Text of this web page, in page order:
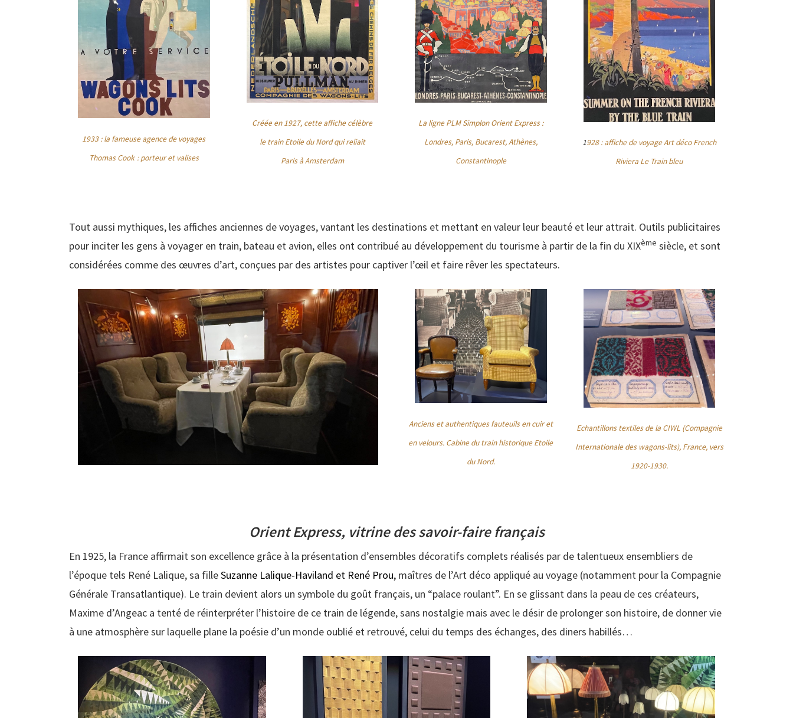
1933 : la fameuse agence de voyages
Thomas Cook : porteur et valises
Créée en 1927, cette affiche célèbre
le train Etoile du Nord qui reliait
Paris à Amsterdam
La ligne PLM Simplon Orient Express :
Londres, Paris, Bucarest, Athènes,
Constantinople
1928 : affiche de voyage Art déco French
Riviera Le Train bleu
Tout aussi mythiques, les affiches anciennes de voyages, vantant les destinations et mettant en valeur leur beauté et leur attrait. Outils publicitaires
pour inciter les gens à voyager en train, bateau et avion, elles ont contribué au développement du tourisme à partir de la fin du XIXème siècle, et sont
considérées comme des œuvres d’art, conçues par des artistes pour captiver l’œil et faire rêver les spectateurs.
Anciens et authentiques fauteuils en cuir et
en velours. Cabine du train historique Etoile
du Nord.
Echantillons textiles de la CIWL (Compagnie
Internationale des wagons-lits), France, vers
1920-1930.
Orient Express, vitrine des savoir-faire français
En 1925, la France affirmait son excellence grâce à la présentation d’ensembles décoratifs complets réalisés par de talentueux ensembliers de
l’époque tels René Lalique, sa filleSuzanne Lalique-Haviland et René Prou, maîtres de l’Art déco appliqué au voyage (notamment pour la Compagnie
Générale Transatlantique). Le train devient alors un symbole du goût français, un “palace roulant”. En se glissant dans la peau de ces créateurs,
Maxime d’Angeac a tenté de réinterpréter l’histoire de ce train de légende, sans nostalgie mais avec le désir de prolonger son histoire, de donner vie
à une atmosphère sur laquelle plane la poésie d’un monde oublié et retrouvé, celui du temps des échanges, des diners habillés…